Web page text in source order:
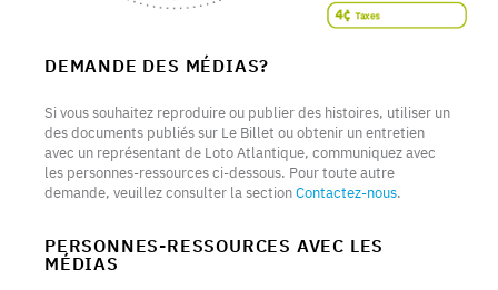
DEMANDE DES MÉDIAS?
Si vous souhaitez reproduire ou publier des histoires, utiliser un
des documents publiés sur Le Billet ou obtenir un entretien
avec un représentant de Loto Atlantique, communiquez avec
les personnes-ressources ci-dessous. Pour toute autre
demande, veuillez consulter la sectionContactez-nous.
PERSONNES-RESSOURCES AVEC LES
MÉDIAS